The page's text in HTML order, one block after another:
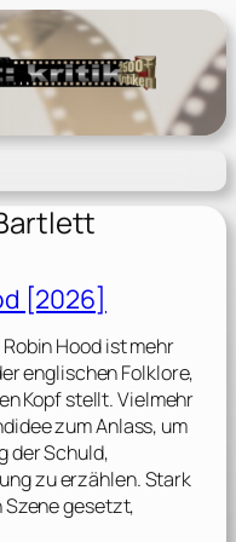
[2026]
Hood ist mehr
englischen Folklore,
Kopf stellt. Vielmehr
zum Anlass, um
der Schuld,
zu erzählen. Stark
gesetzt,